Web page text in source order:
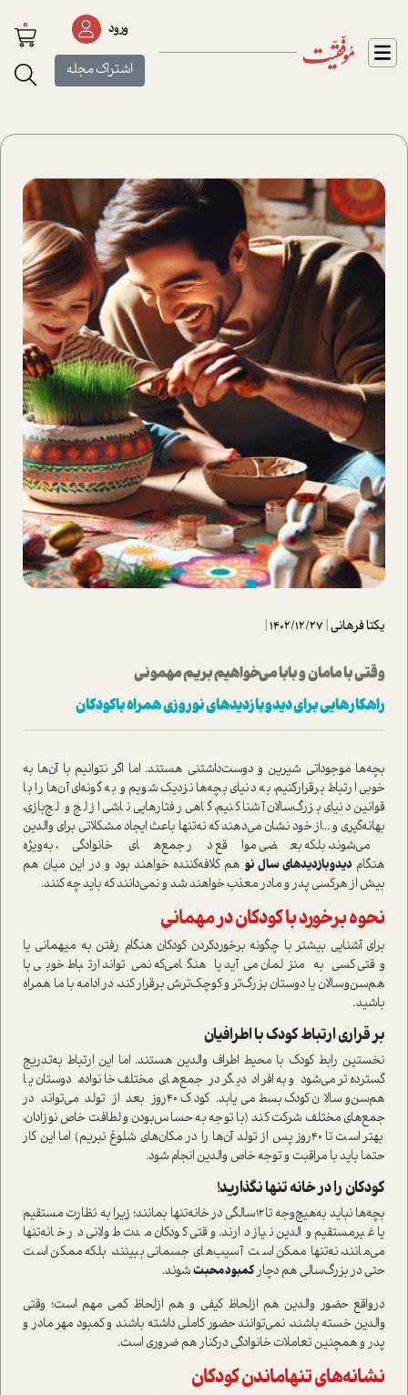
ورود
اشتراک مجله
0
یکتا فرهانی|
1402/12/27
|
وقتي با مامان و بابا مي‌خواهيم بريم مهموني
راهكارهايي براي ديدوبازديدهاي نوروزي همراه باكودكان
بچه‌ها موجوداتي شيرين و دوست‌داشتني هستند‌. اما اگر نتوانيم با آن‌ها به
خوبي ارتباط برقراركنيم‌، به دنياي بچه‌ها نزديك‌ شويم و به گونه‌اي آن‌ها را با
قوانين دنياي بزرگ‌سالان آشنا كنيم‌، گاهي رفتار‌هايي ناشي از لج و لج‌بازي‌،
بهانه‌گيري و ...از خود نشان می‌دهند كه نه‌تنها‌ باعث ايجاد مشكلاتي‌ براي والدین
‌می‌شوند، بلكه‌ بعضي مواقع‌ در جمع‌هاي خانوادگی، به‌ويژه
هنگام ديدوبازديدهاي سال نو‌هم كلافه‌كننده خواهند بود و در اين ميان هم
بيش از هركسي پدر و مادر معذب خواهند شد و نمی‌دانند که باید چه کنند.
نحوه برخورد با کودکان در مهمانی
براي آشنايي بيشتر با چگونه برخوردكردن كودكان هنگام رفتن به ميهماني‌ یا
وقتي كسي به منزلمان مي‌آيد يا هنگامي‌كه نمي‌تواند ارتباط خوبي با
هم‌سن‌و‌سالان يا دوستان بزرگ‌تر‌ و كوچك‌ترش برقرار كند‌، در ادامه با ما همراه
باشید.
بر قراري ارتباط كودك با اطرافيان
نخستين رابط كودك با محيط اطراف والدين هستند‌. اما اين ارتباط‌ به‌تدريج
گسترده‌تر مي‌شود‌ و به افراد ديگر در جمع‌هاي مختلف خانواده، دوستان يا
هم‌سن‌و‌سالان كودك بسط مي‌يابد. كودك 40روز بعد از تولد مي‌تواند در
جمع‌هاي مختلف شركت كند (با توجه به حساس‌بودن و لطافت خاص نوزادان،
بهتر ا‌ست تا 40روز پس از تولد آن‌ها را در مکان‌های شلوغ نبريم) اما اين كار
حتما بايد با مراقبت و توجه خاص والدين انجام شود‌.
كودكان را در خانه تنها نگذاريد!
بچه‌ها نبايد به‌هیچ‌وجه تا12سالگی در خانه‌تنها بمانند؛ زیرا به نظارت مستقیم
یا غیر‌مستقیم والدین نیاز دارند. وقتی کودکان‌ مدت طولانی در خانه‌تنها
می‌مانند، نه‌تنها ممکن ا‌ست ‌ آسیب‌های‌ جسمانی ببینند‌، بلکه ممکن ا‌ست
حتی در بزرگ‌سالی هم دچارکمبودمحبتشوند.
در‌واقع حضور والدین هم ازلحاظ کیفی و هم ازلحاظ کمی مهم ا‌ست؛ وقتی
والدین خسته باشند، نمی‌توانند حضور کاملی داشته باشند و کمبود مهر مادر و
پدر و همچنین تعاملات خانوادگی در‌کنار هم ضروری ا‌ست.
نشانه‌هاي تنهاماندن کودکان‌